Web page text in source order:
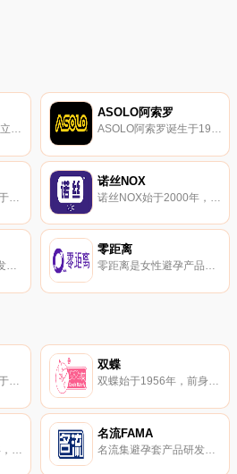
Columbia哥伦比亚创立于1938年，名字起源于美国波特兰Columbia(哥伦比亚) River，户外运动服装品牌，全球知名的户外用品生产制造商。哥伦比亚以生产雨衣、雨帽起家，致力于通过各种创新科技，让消费者们可以更长时间的享受户外的乐趣。
ASOLO阿索罗
ASOLO阿索罗诞生于1975年意大利，户外登山鞋制作领域知名品牌，在户外登山鞋的革新领域独占鳌头。ASOLO阿索罗涵盖高山靴、徒步登山鞋、冒险旅游和山地运动鞋等系列产品。
双一DoubleOne诞生于20世纪50年代，较早专业生产乳胶制品和制造乳胶制品生产设备的企业。双一主要生产避孕套、家用手套、工业手套和丁基尼龙衬里手套等。
诺丝NOX
名流集避孕套产品研发、生产、销售于一体的综合型企业。名流专注于避孕套产品及相关领域的应用开发，致力于提供具有创新性且品质高的产品。
零距离
零距离是女性避孕产品生产基地，专业从事止痛气雾剂的研发和制造，零距离旗下拥有“劲通”、“好德快”和“零距离”等品牌。
双一DoubleOne诞生于20世纪50年代，较早专业生产乳胶制品和制造乳胶制品生产设备的企业。双一主要生产避孕套、家用手套、工业手套和丁基尼龙衬里手套等。
双蝶
双蝶始于1956年，前身是国营青岛乳胶厂，拥有现代企业管理制度。双蝶专注于研发和生产高品质的天然胶乳橡胶避孕套的大型制造企业。
名流FAMA